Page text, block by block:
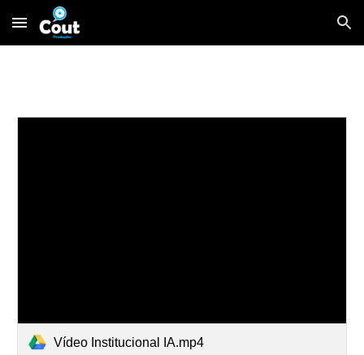
Skip to main content Skip to navigation
Vídeo Institucional IA.mp4